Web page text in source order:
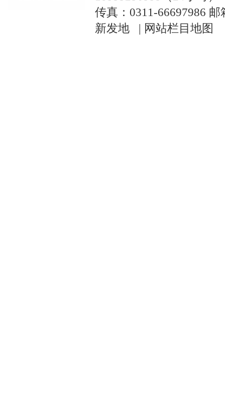
传真：0311-66697986
新发地 | 网站栏目地图